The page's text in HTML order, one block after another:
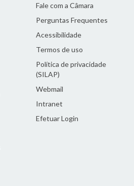
Fale com a Câmara
Perguntas Frequentes
Acessibilidade
Termos de uso
Política de privacidade
(SILAP)
Webmail
Intranet
Efetuar Login